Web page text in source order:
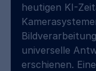
heutigen KI-
universelle
erschienen.